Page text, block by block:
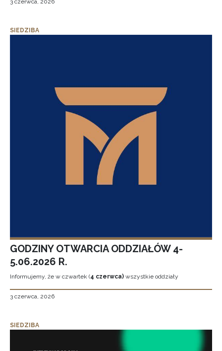
3 czerwca, 2026
SIEDZIBA
GODZINY OTWARCIA ODDZIAŁÓW 4-
5.06.2026 R.
Informujemy, że w czwartek (4 czerwca) wszystkie oddziały
3 czerwca, 2026
SIEDZIBA